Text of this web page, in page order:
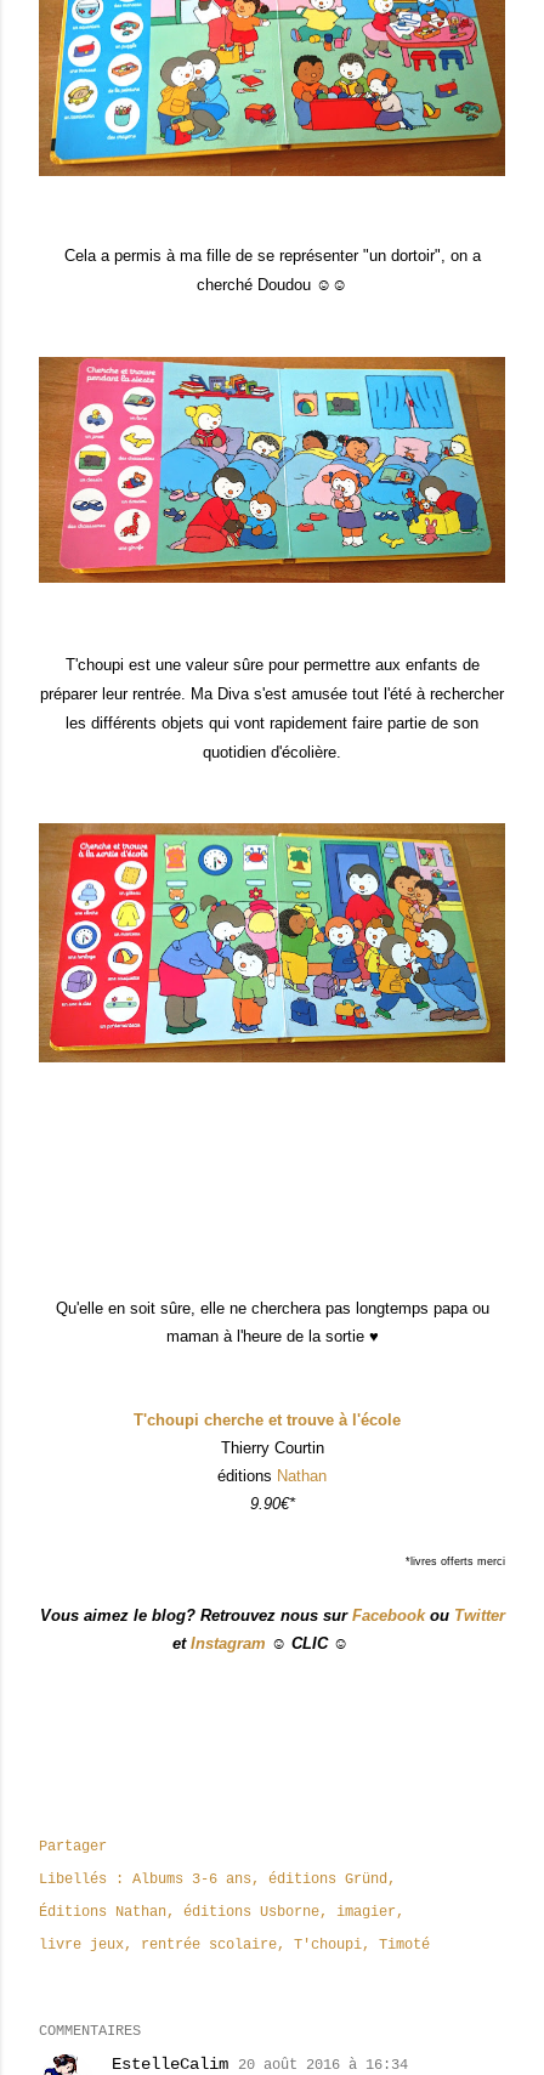
Cela a permis à ma fille de se représenter "un dortoir", on a
cherché Doudou ☺☺
T'choupi est une valeur sûre pour permettre aux enfants de
préparer leur rentrée. Ma Diva s'est amusée tout l'été à rechercher
les différents objets qui vont rapidement faire partie de son
quotidien d'écolière.
Qu'elle en soit sûre, elle ne cherchera pas longtemps papa ou
maman à l'heure de la sortie ♥
T'choupi cherche et trouve à l'école
Thierry Courtin
éditions Nathan
9.90€*
*livres offerts merci
Vous aimez le blog? Retrouvez nous sur Facebookou Twitter
et Instagram ☺ CLIC ☺
Partager
Libellés :
Albums 3-6 ans
éditions Gründ
Éditions Nathan
éditions Usborne
imagier
livre jeux
rentrée scolaire T'choupi Timoté
COMMENTAIRES
EstelleCalim 20 août 2016 à 16:34